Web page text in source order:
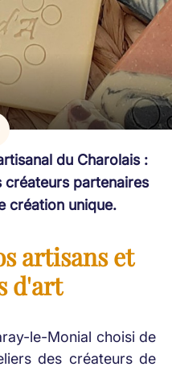
du Charolais :
créateurs partenaires
création unique.
artisans et
d'art
le-Monial choisi de
des créateurs de